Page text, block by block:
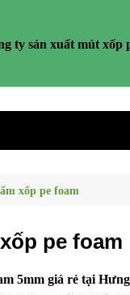
xốp pe foam
pe foam